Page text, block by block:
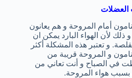
أمام المروحة و هم يعانون
لأن الهواء البارد يمكن ان
و تعتبر هذه المشكلة أكثر
و المروحة قريبة من
في الصباح و أنت تعاني من
بسبب هواء المروحة.